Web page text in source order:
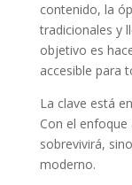
contenido, la
tradicionales y
objetivo es
accesible para
La clave está
Con el
sobrevivirá,
moderno.